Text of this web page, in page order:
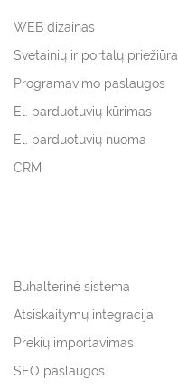
WEB dizainas
Svetainių ir portalų priežiūra
Programavimo paslaugos
El. parduotuvių kūrimas
El. parduotuvių nuoma
CRM
Buhalterinė sistema
Atsiskaitymų integracija
Prekių importavimas
SEO paslaugos